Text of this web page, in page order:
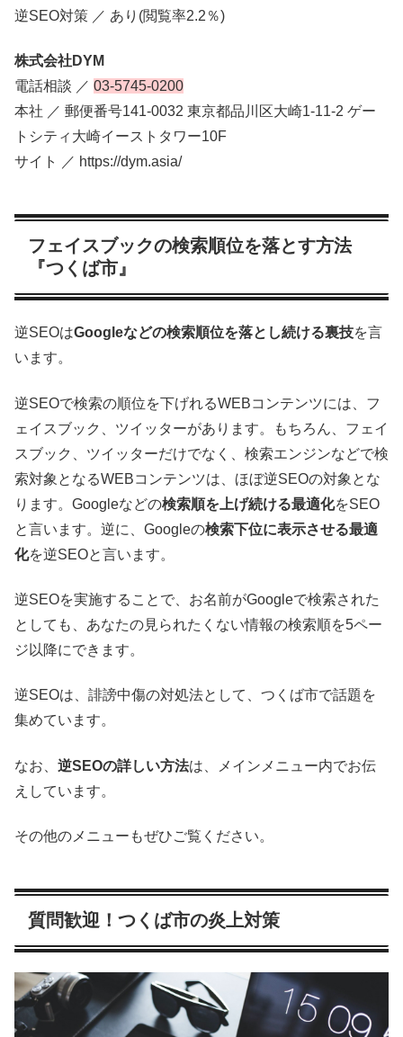
逆SEO対策 ／ あり(閲覧率2.2％)
株式会社DYM
電話相談 ／ 03-5745-0200
本社 ／ 郵便番号141-0032 東京都品川区大崎1-11-2 ゲー
トシティ大崎イーストタワー10F
サイト ／ https://dym.asia/
フェイスブックの検索順位を落とす方法
『つくば市』
逆SEOはGoogleなどの検索順位を落とし続ける裏技を言
います。
逆SEOで検索の順位を下げれるWEBコンテンツには、フ
ェイスブック、ツイッターがあります。もちろん、フェイ
スブック、ツイッターだけでなく、検索エンジンなどで検
索対象となるWEBコンテンツは、ほぼ逆SEOの対象とな
ります。Googleなどの検索順を上げ続ける最適化をSEO
と言います。逆に、Googleの検索下位に表示させる最適
化を逆SEOと言います。
逆SEOを実施することで、お名前がGoogleで検索された
としても、あなたの見られたくない情報の検索順を5ペー
ジ以降にできます。
逆SEOは、誹謗中傷の対処法として、つくば市で話題を
集めています。
なお、 逆SEOの詳しい方法は、メインメニュー内でお伝
えしています。
その他のメニューもぜひご覧ください。
質問歓迎！つくば市の炎上対策